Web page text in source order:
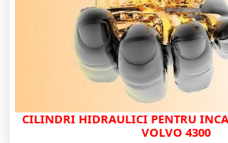
CILINDRI HIDRAULICI PENTRU
VOLVO 4300